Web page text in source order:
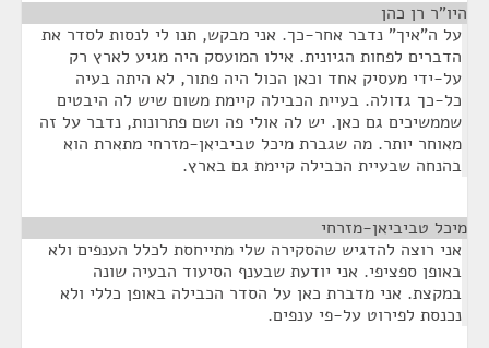
היו"ר רן כהן
על ה"איך" נדבר אחר-כך. אני מבקש, תנו לי לנסות לסדר את
הדברים לפחות הגיונית. אילו המועסק היה מגיע לארץ רק
על-ידי מעסיק אחד וכאן הכול היה פתור, לא היתה בעיה
כל-כך גדולה. בעיית הכבילה קיימת משום שיש לה היבטים
שממשיכים גם כאן. יש לה אולי פה ושם פתרונות, נדבר על זה
מאוחר יותר. מה שגברת מיכל טביביאן-מזרחי מתארת הוא
בהנחה שבעיית הכבילה קיימת גם בארץ.
מיכל טביביאן-מזרחי
אני רוצה להדגיש שהסקירה שלי מתייחסת לכלל הענפים ולא
באופן ספציפי. אני יודעת שבענף הסיעוד הבעיה שונה
במקצת. אני מדברת כאן על הסדר הכבילה באופן כללי ולא
נכנסת לפירוט על-פי ענפים.